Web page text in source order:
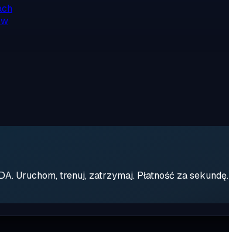
Uruchom, trenuj, zatrzymaj. Płatność za sekundę.